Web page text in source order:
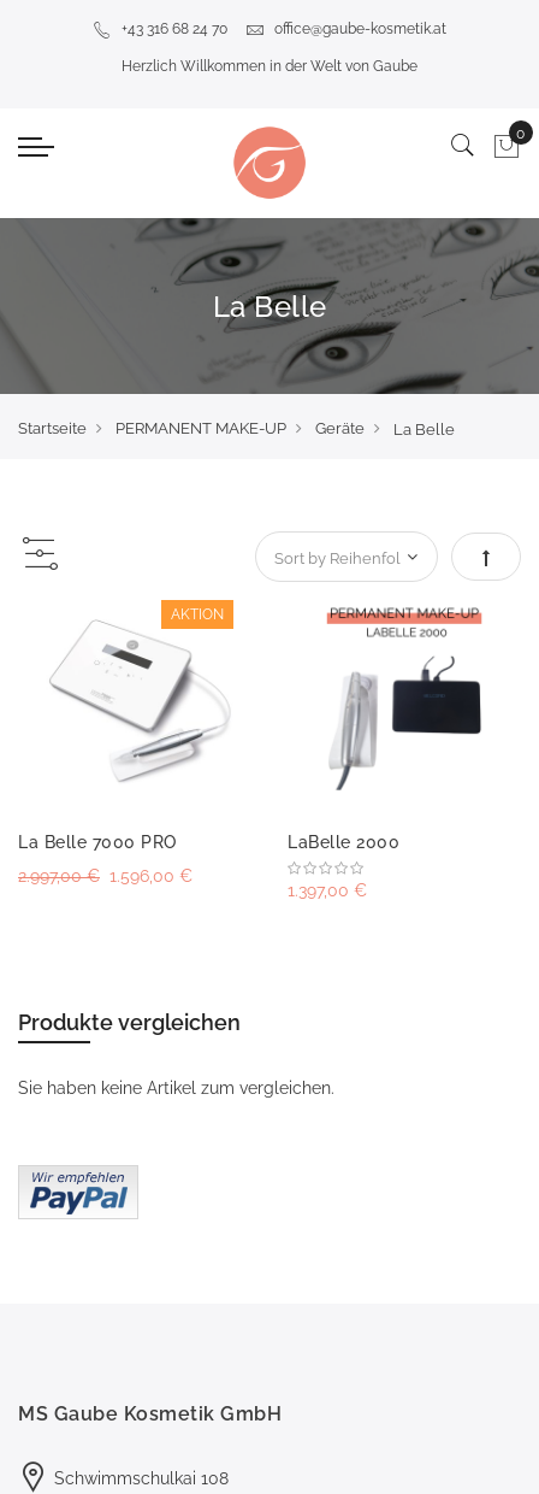
+43 316 68 24 70 office@gaube-kosmetik.at
Herzlich Willkommen in der Welt von Gaube
La Belle
Startseite PERMANENT MAKE-UP Geräte La Belle
AKTION
La Belle 7000 PRO
1.596,00 €
2.997,00 €
LaBelle 2000
1.397,00 €
Produkte vergleichen
Sie haben keine Artikel zum vergleichen.
MS Gaube Kosmetik GmbH
Schwimmschulkai 108